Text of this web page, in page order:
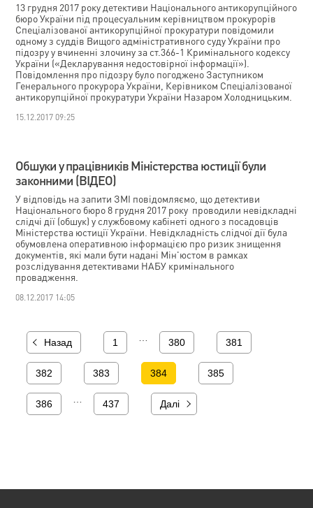
13 грудня 2017 року детективи Національного антикорупційного
бюро України під процесуальним керівництвом прокурорів
Спеціалізованої антикорупційної прокуратури повідомили
одному з суддів Вищого адміністративного суду України про
підозру у вчиненні злочину за ст.366-1 Кримінального кодексу
України («Декларування недостовірної інформації»).
Повідомлення про підозру було погоджено Заступником
Генерального прокурора України, Керівником Спеціалізованої
антикорупційної прокуратури України Назаром Холодницьким.
15.12.2017 09:25
Обшуки у працівників Міністерства юстиції були
законними (ВІДЕО)
У відповідь на запити ЗМІ повідомляємо, що детективи
Національного бюро 8 грудня 2017 року проводили невідкладні
слідчі дії (обшук) у службовому кабінеті одного з посадовців
Міністерства юстиції України. Невідкладність слідчої дії була
обумовлена оперативною інформацією про ризик знищення
документів, які мали бути надані Мін'юстом в рамках
розслідування детективами НАБУ кримінального
провадження.
08.12.2017 14:05
Назад 1 380 381
382 383 384 385
386 437 Далі